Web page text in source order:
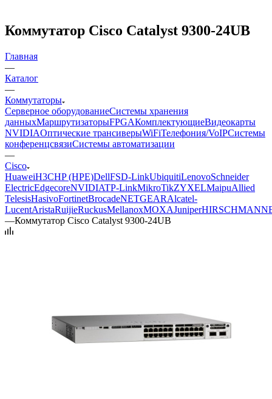
Коммутатор Cisco Catalyst 9300-24UB
Главная
—
Каталог
—
Коммутаторы
Серверное оборудованиеСистемы хранения
данныхМаршрутизаторыFPGAКомплектующиеВидеокарты
NVIDIAОптические трансиверыWiFiТелефония/VoIPСистемы
конференцсвязиСистемы автоматизации
—
Cisco
HuaweiH3CHP (HPE)DellFSD-LinkUbiquitiLenovoSchneider
ElectricEdgecoreNVIDIATP-LinkMikroTikZYXELMaipuAllied
TelesisHasivoFortinetBrocadeNETGEARAlcatel-
LucentAristaRuijieRuckusMellanoxMOXAJuniperHIRSCHMANN
—Коммутатор Cisco Catalyst 9300-24UB